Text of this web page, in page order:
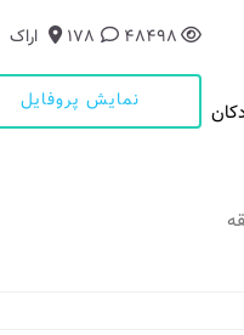
48498
178 اراک
نمایش پروفایل